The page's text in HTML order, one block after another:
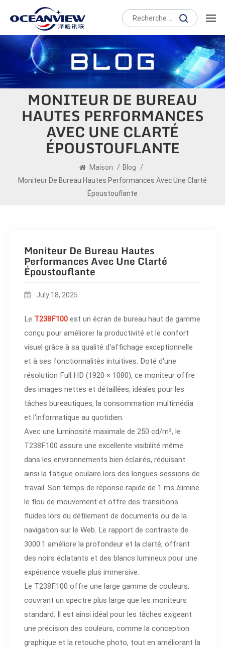
MONITEUR DE BUREAU
HAUTES PERFORMANCES
AVEC UNE CLARTÉ
ÉPOUSTOUFLANTE
Maison / Blog
/
Moniteur De Bureau Hautes Performances Avec Une Clarté
Époustouflante
Moniteur De Bureau Hautes
Performances Avec Une Clarté
Époustouflante
July 18, 2025
Le T238F100 est un écran de bureau haut de gamme
conçu pour améliorer la productivité et le confort
visuel grâce à sa qualité d'affichage exceptionnelle
et à ses fonctionnalités intuitives. Doté d'une
résolution Full HD (1920 × 1080), ce moniteur offre
des images nettes et détaillées, idéales pour les
tâches bureautiques, la consommation multimédia
et l'informatique au quotidien.
Avec une luminosité maximale de 250 cd/m², le
T238F100 assure une excellente visibilité même
dans les environnements bien éclairés, réduisant
ainsi la fatigue oculaire lors des longues sessions de
travail. Son temps de réponse rapide de 1 ms élimine
le flou de mouvement et offre des transitions
fluides lors du défilement de documents ou de la
navigation sur le Web. Le rapport de contraste de
3000:1 améliore la profondeur et la clarté, offrant
des noirs éclatants et des blancs lumineux pour une
expérience visuelle plus immersive.
Le T238F100 offre une large gamme de couleurs,
couvrant un spectre plus large que les moniteurs
standard. Il est ainsi idéal pour les tâches exigeant
une précision des couleurs, comme la conception
graphique et la retouche photo, tout en améliorant la